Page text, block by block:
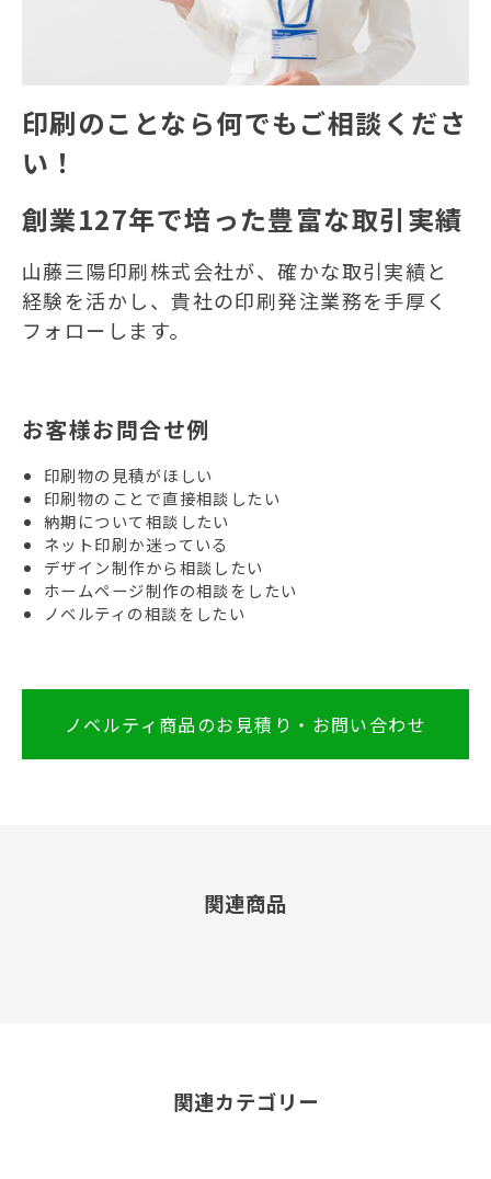
印刷のことなら何でもご相談くださ
い！
創業127年で培った豊富な取引実績
山藤三陽印刷株式会社が、確かな取引実績と
経験を活かし、貴社の印刷発注業務を手厚く
フォローします。
お客様お問合せ例
印刷物の見積がほしい
印刷物のことで直接相談したい
納期について相談したい
ネット印刷か迷っている
デザイン制作から相談したい
ホームページ制作の相談をしたい
ノベルティの相談をしたい
ノベルティ商品のお見積り・お問い合わせ
関連商品
関連カテゴリー